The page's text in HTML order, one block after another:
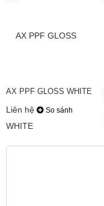
AX PPF GLOSS WHITE
Liên hệ So sánh